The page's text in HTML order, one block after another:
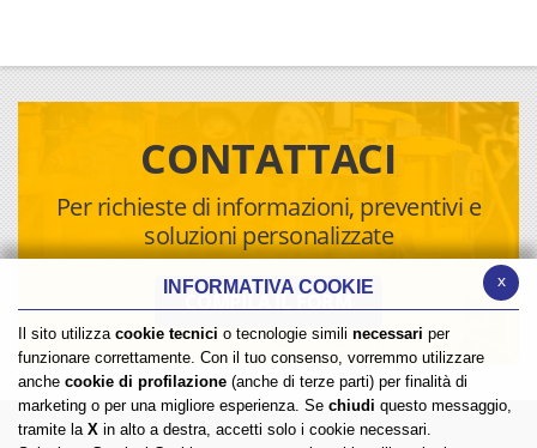
CONTATTACI
Per richieste di informazioni, preventivi e
soluzioni personalizzate
COMPILA IL FORM
x
INFORMATIVA COOKIE
Il sito utilizza cookie tecnici o tecnologie simili necessari per
funzionare correttamente. Con il tuo consenso, vorremmo utilizzare
anche cookie di profilazione (anche di terze parti) per finalità di
marketing o per una migliore esperienza. Se chiudi questo messaggio,
tramite la X in alto a destra, accetti solo i cookie necessari.